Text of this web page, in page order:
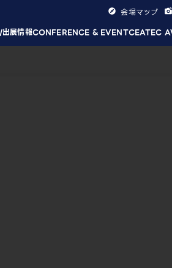
展情報CONFERENCE & EVENTCEATEC
会場マップ